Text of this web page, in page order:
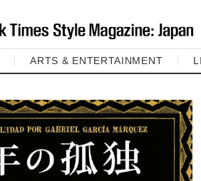
ARTS & ENTERTAINMENT